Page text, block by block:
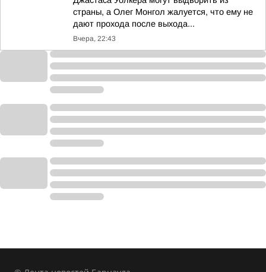
страны, а Олег Монгол жалуется, что ему не
дают прохода после выхода...
Вчера, 22:43